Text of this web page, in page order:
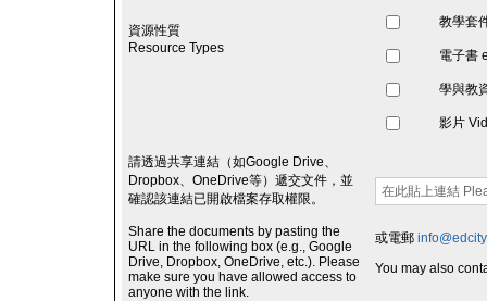
資源性質
Resource Types
教學套
電子書
學與教
影片
請透過共享連結（如Google Drive、
Dropbox、OneDrive等）遞交文件，並
確認該連結已開啟檔案存取權限。
Share the documents by pasting the
URL in the following box (e.g., Google
Drive, Dropbox, OneDrive, etc.). Please
make sure you have allowed access to
anyone with the link.
或電郵
You may also